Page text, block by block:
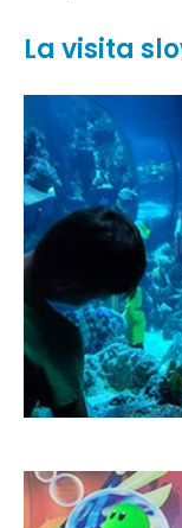
La visita